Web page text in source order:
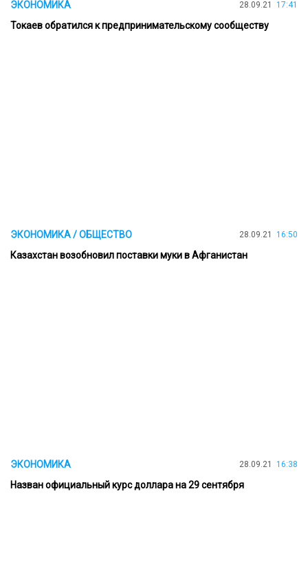
ЭКОНОМИКА 28.09.21 17:41
Токаев обратился к предпринимательскому сообществу
ЭКОНОМИКА / ОБЩЕСТВО 28.09.21 16:50
Казахстан возобновил поставки муки в Афганистан
ЭКОНОМИКА 28.09.21 16:38
Назван официальный курс доллара на 29 сентября